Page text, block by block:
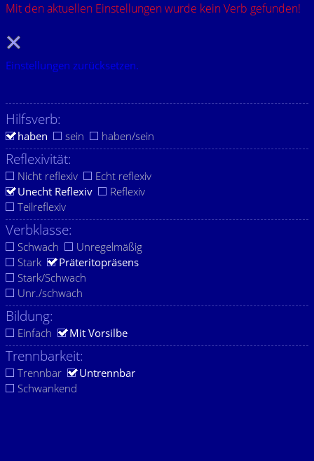
Mit den aktuellen Einstellungen wurde kein Verb gefunden!
Einstellungen zurücksetzen.
Hilfsverb:
haben sein haben/sein
Reflexivität:
Nicht reflexiv
Echt reflexiv
Unecht Reflexiv
Reflexiv
Teilreflexiv
Verbklasse:
Schwach
Unregelmäßig
Stark
Präteritopräsens
Stark/Schwach
Unr./schwach
Bildung:
Einfach Mit Vorsilbe
Trennbarkeit:
Trennbar
Untrennbar
Schwankend